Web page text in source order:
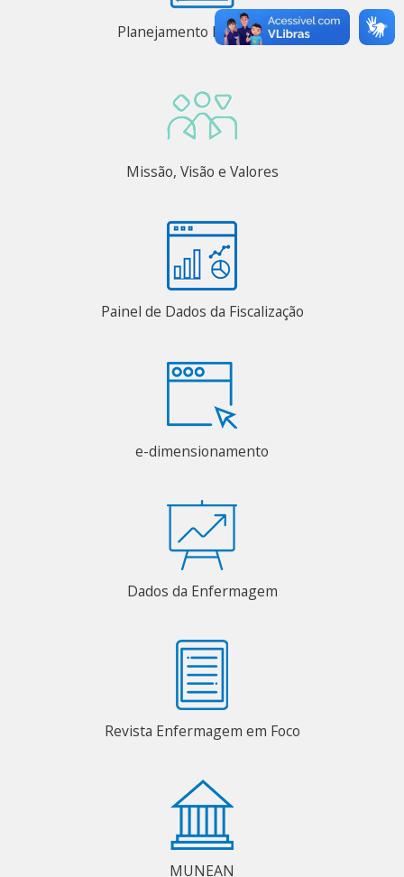
Planejamento Estratégico
Missão, Visão e Valores
Painel de Dados da Fiscalização
e-dimensionamento
Dados da Enfermagem
Revista Enfermagem em Foco
MUNEAN